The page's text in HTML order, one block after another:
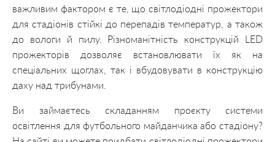
важливим фактором є те, що світлодіодні прожектори
для стадіонів стійкі до перепадів температур, а також
до вологи й пилу. Різноманітність конструкцій LED
прожекторів дозволяє встановлювати їх як на
спеціальних щоглах, так і вбудовувати в конструкцію
даху над трибунами.
Ви займаєтесь складанням проєкту системи
освітлення для футбольного майданчика або стадіону?